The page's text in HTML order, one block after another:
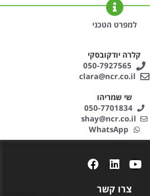
למפרט הטכני
קלרה יודקובסקי
050-7927565
clara@ncr.co.il
שי שמריהו
050-7701834
shay@ncr.co.il
WhatsApp
צרו קשר